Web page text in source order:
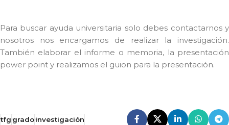
Para buscar ayuda universitaria solo debes contactarnos y
nosotros nos encargamos de realizar la investigación.
También elaborar el informe o memoria, la presentación
power point y realizamos el guion para la presentación.
tfggradoinvestigación